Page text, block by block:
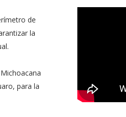
de
la
para la